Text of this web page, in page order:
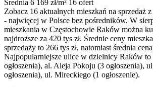
Średnia 6 169 zł/m² 16 ofert
Zobacz 16 aktualnych mieszkań na sprzedaż
- najwięcej w Polsce bez pośredników. W
mieszkania w Częstochowie Raków można
najdroższe za 420 tys zł. Średnie ceny
sprzedaży to 266 tys zł, natomiast średnia
Najpopularniejsze ulice w dzielnicy Raków
ogłoszenia), al. Aleja Pokoju (3 ogłoszenia),
ogłoszenia), ul. Mireckiego (1 ogłoszenie).